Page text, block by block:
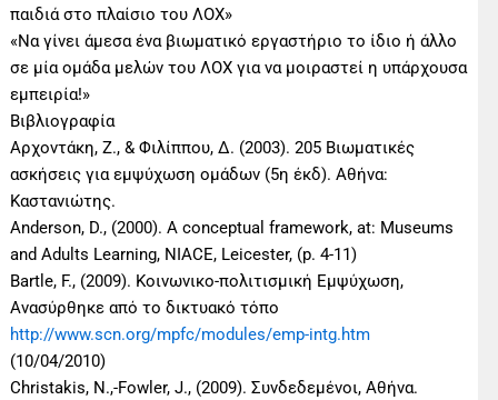
παιδιά στο πλαίσιο του ΛΟΧ»
«Να γίνει άμεσα ένα βιωματικό εργαστήριο το ίδιο ή άλλο
σε μία ομάδα μελών του ΛΟΧ για να μοιραστεί η υπάρχουσα
εμπειρία!»
Βιβλιογραφία
Αρχοντάκη, Z., & Φιλίππου, Δ. (2003). 205 Βιωματικές
ασκήσεις για εμψύχωση ομάδων (5η έκδ). Αθήνα:
Καστανιώτης.
Anderson, D., (2000). A conceptual framework, at: Museums
and Adults Learning, NIACE, Leicester, (p. 4-11)
Bartle, F., (2009). Κοινωνικο-πολιτισμική Εμψύχωση,
Ανασύρθηκε από το δικτυακό τόπο
http://www.scn.org/mpfc/modules/emp-intg.htm
(10/04/2010)
Christakis, N.,-Fowler, J., (2009). Συνδεδεμένοι, Αθήνα.